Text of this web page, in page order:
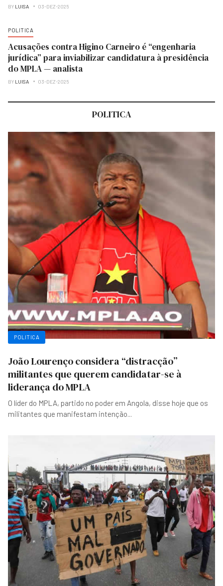
BY LUISA 03-DEZ-2025
POLITICA
Acusações contra Higino Carneiro é “engenharia
jurídica” para inviabilizar candidatura à presidência
do MPLA — analista
BY LUISA 03-DEZ-2025
POLITICA
POLITICA
João Lourenço considera “distracção”
militantes que querem candidatar-se à
liderança do MPLA
O líder do MPLA, partido no poder em Angola, disse hoje que os
militantes que manifestam intenção...